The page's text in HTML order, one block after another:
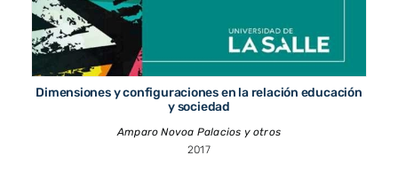
Dimensiones y configuraciones en la relación educación
y sociedad
Amparo Novoa Palacios y otros
2017